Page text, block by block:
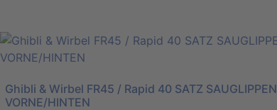
Ghibli & Wirbel FR45 / Rapid 40 SATZ SAUGLIPPEN
VORNE/HINTEN